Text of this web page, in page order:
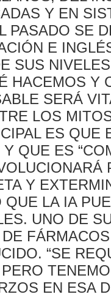
Y EN
PASADO SE
E
SUS
HACEMOS Y
SERÁ
LOS
ES QUE
QUE ES
Y
LA IA
UNO DE
“SE
EN ESA